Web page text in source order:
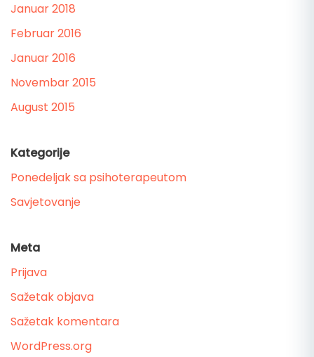
Januar 2018
Februar 2016
Januar 2016
Novembar 2015
August 2015
Kategorije
Ponedeljak sa psihoterapeutom
Savjetovanje
Meta
Prijava
Sažetak objava
Sažetak komentara
WordPress.org